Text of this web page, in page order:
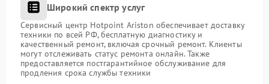
Широкий спектр услуг
Сервисный центр Hotpoint Ariston обеспечивает доставку
техники по всей РФ, бесплатную диагностику и
качественный ремонт, включая срочный ремонт. Клиенты
могут отслеживать статус ремонта онлайн. Также
предоставляется постгарантийное обслуживание для
продления срока службы техники